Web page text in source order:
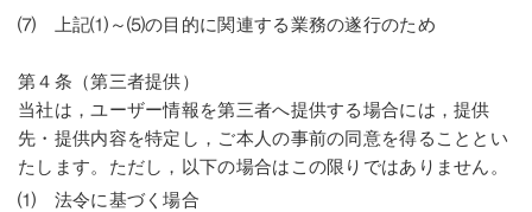
⑺ 上記⑴～⑸の目的に関連する業務の遂行のため
第４条（第三者提供）
当社は，ユーザー情報を第三者へ提供する場合には，提供
先・提供内容を特定し，ご本人の事前の同意を得ることとい
たします。ただし，以下の場合はこの限りではありません。
⑴ 法令に基づく場合